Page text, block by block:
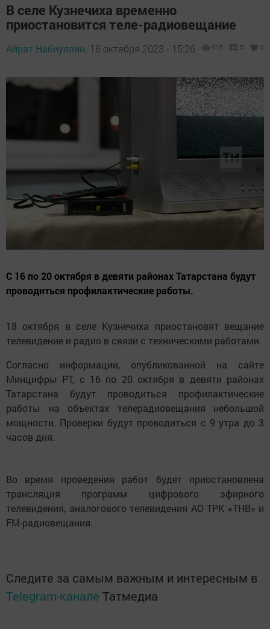
В селе Кузнечиха временно
приостановится теле-радиовещание
Айрат Набиуллин, 16 октября 2023 - 15:26 915 0 0
С 16 по 20 октября в девяти районах Татарстана будут
проводиться профилактические работы.
18 октября в селе Кузнечиха приостановят вещание
телевидение и радио в связи с техническими работами.
Согласно информации, опубликованной на сайте
Минцифры РТ, с 16 по 20 октября в девяти районах
Татарстана будут проводиться профилактические
работы на объектах телерадиовещания небольшой
мощности. Проверки будут проводиться с 9 утра до 3
часов дня.
Во время проведения работ будет приостановлена
трансляция программ цифрового эфирного
телевидения, аналогового телевидения АО ТРК «ТНВ» и
FM-радиовещания.
Следите за самым важным и интересным в
Telegram-канале Татмедиа